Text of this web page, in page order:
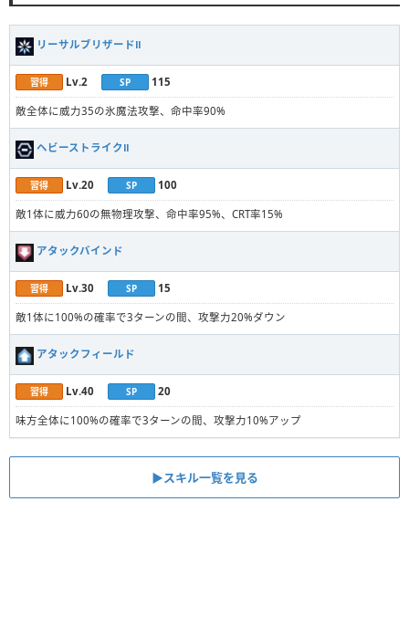
リーサルブリザードⅡ
習得 Lv.2 SP 115
敵全体に威力35の氷魔法攻撃、命中率90%
ヘビーストライクⅡ
習得 Lv.20 SP 100
敵1体に威力60の無物理攻撃、命中率95%、CRT率15%
アタックバインド
習得 Lv.30 SP 15
敵1体に100%の確率で3ターンの間、攻撃力20%ダウン
アタックフィールド
習得 Lv.40 SP 20
味方全体に100%の確率で3ターンの間、攻撃力10%アップ
▶︎スキル一覧を見る